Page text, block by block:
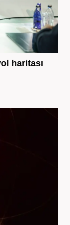
haritası